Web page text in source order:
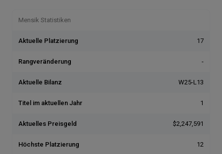
Mensik Statistiken
Aktuelle Platzierung 17
Rangveränderung -
Aktuelle Bilanz W25-L13
Titel im aktuellen Jahr 1
Aktuelles Preisgeld $2,247,591
Höchste Platzierung 12